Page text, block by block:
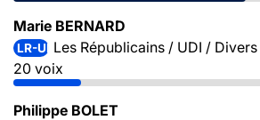
Marie BERNARD
LR-UDI-DVDLes Républicains / UDI /
20 voix
Philippe BOLET